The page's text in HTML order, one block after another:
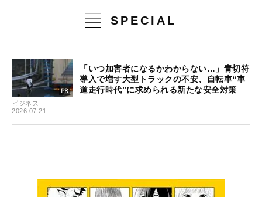
SPECIAL
ビジネス
2026.07.21
「いつ加害者になるかわからない…」青切符
導入で増す大型トラックの不安、自転車“車
道走行時代”に求められる新たな安全対策